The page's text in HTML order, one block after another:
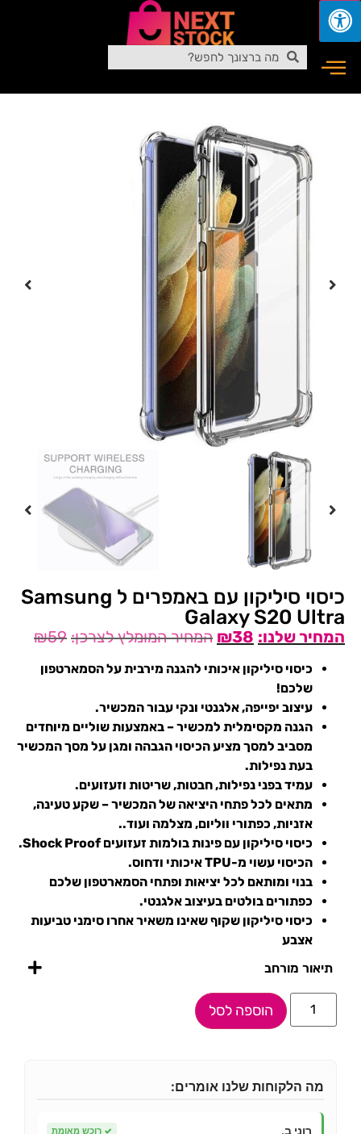
כיסוי סיליקון עם באמפרים ל Samsung
Galaxy S20 Ultra
₪59 ₪38
כיסוי סיליקון איכותי להגנה מירבית על הסמארטפון
שלכם!
עיצוב יפייפה, אלגנטי ונקי עבור המכשיר.
הגנה מקסימלית למכשיר – באמצעות שוליים מיוחדים
מסביב למסך מציע הכיסוי הגבהה ומגן על מסך המכשיר
בעת נפילות.
עמיד בפני נפילות, חבטות, שריטות וזעזועים.
מתאים לכל פתחי היציאה של המכשיר – שקע טעינה,
אזניות, כפתורי ווליום, מצלמה ועוד..
כיסוי סיליקון עם פינות בולמות זעזועים Shock Proof.
הכיסוי עשוי מ-TPU איכותי ודחוס.
בנוי ומותאם לכל יציאות ופתחי הסמארטפון שלכם
כפתורים בולטים בעיצוב אלגנטי.
כיסוי סיליקון שקוף שאינו משאיר אחרו סימני טביעות
אצבע
תיאור מורחב
הוספה לסל
מה הלקוחות שלנו אומרים:
רוני ב. ✓ רוכש מאומת